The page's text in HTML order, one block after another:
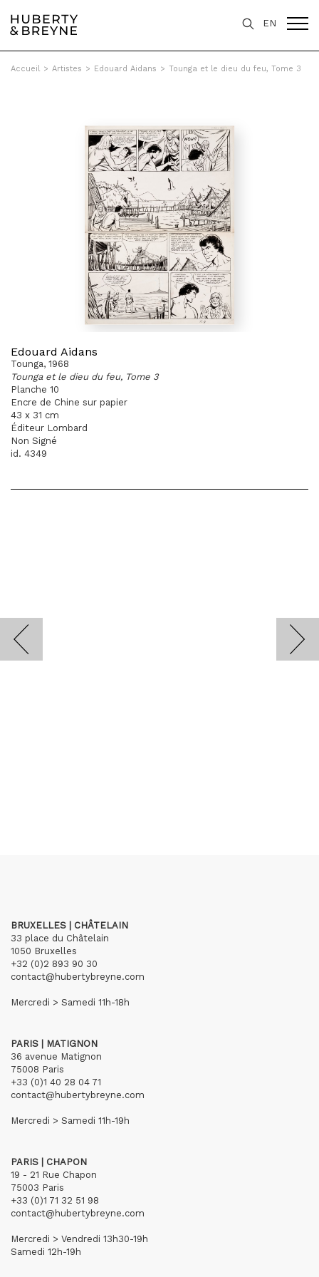
EN
Accueil > Artistes > Edouard Aidans > Tounga et le dieu du feu, Tome 3
Edouard Aidans
Tounga, 1968
Tounga et le dieu du feu, Tome 3
Planche 10
Encre de Chine sur papier
43 x 31 cm
Éditeur Lombard
Non Signé
id. 4349
BRUXELLES | CHÂTELAIN
33 place du Châtelain
1050 Bruxelles
+32 (0)2 893 90 30
contact@hubertybreyne.com
Mercredi > Samedi 11h-18h
PARIS | MATIGNON
36 avenue Matignon
75008 Paris
+33 (0)1 40 28 04 71
contact@hubertybreyne.com
Mercredi > Samedi 11h-19h
PARIS | CHAPON
19 - 21 Rue Chapon
75003 Paris
+33 (0)1 71 32 51 98
contact@hubertybreyne.com
Mercredi > Vendredi 13h30-19h
Samedi 12h-19h